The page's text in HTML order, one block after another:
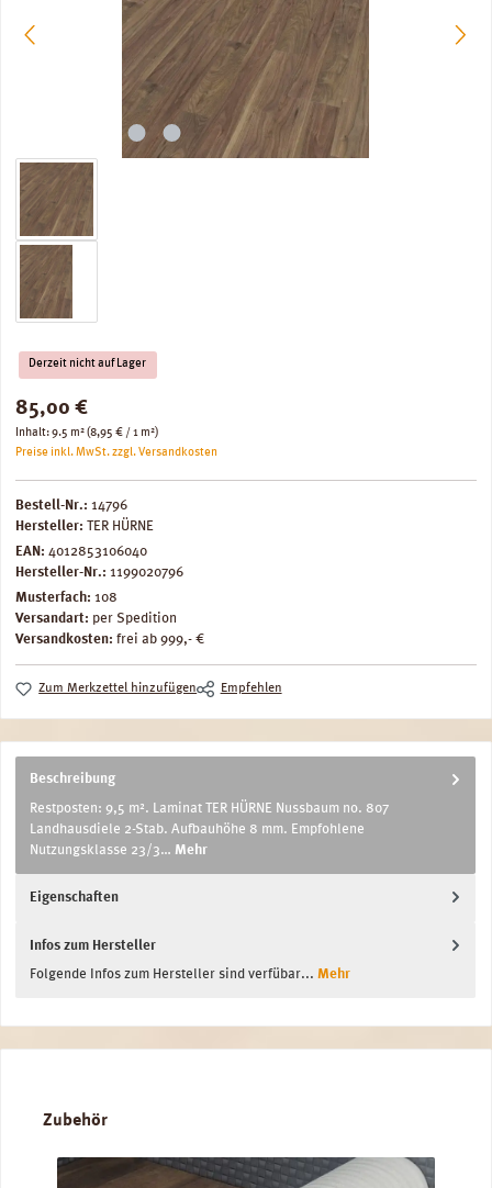
Derzeit nicht auf Lager
Regulärer Preis:
85,00 €
Inhalt:9.5 m²(8,95 € / 1 m²)
Preise inkl. MwSt. zzgl. Versandkosten
Bestell-Nr.: 14796
Hersteller: TER HÜRNE
EAN: 4012853106040
Hersteller-Nr.: 1199020796
Musterfach: 108
Versandart: per Spedition
Versandkosten: frei ab 999,- €
Zum Merkzettel hinzufügen Empfehlen
Beschreibung
Restposten: 9,5 m². Laminat TER HÜRNE Nussbaum no. 807
Landhausdiele 2-Stab. Aufbauhöhe 8 mm. Empfohlene
Nutzungsklasse 23/3… Mehr
Eigenschaften
Infos zum Hersteller
Folgende Infos zum Hersteller sind verfübar... Mehr
Produktgalerie überspringen
Zubehör